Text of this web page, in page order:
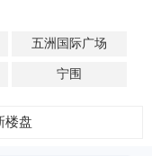
五洲国际广场
宁围
楼盘